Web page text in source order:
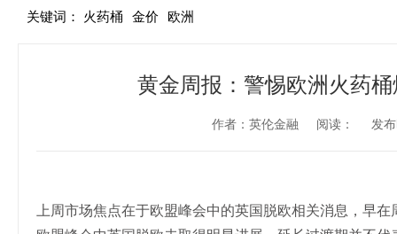
关键词： 火药桶 金价 欧洲
黄金周报：警惕欧洲火药
作者：英伦金融 阅读： 发
上周市场焦点在于欧盟峰会中的英国脱欧相关消息，早